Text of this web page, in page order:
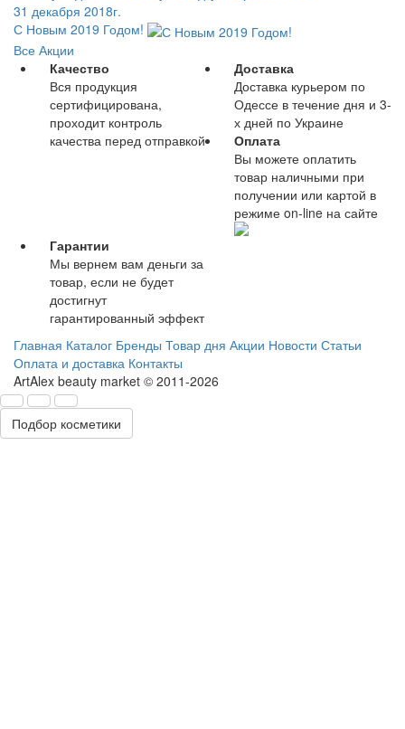
31 декабря 2018г.
С Новым 2019 Годом!
Все Акции
Качество
Вся продукция
сертифицирована,
проходит контроль
качества перед отправкой
Доставка
Доставка курьером по
Одессе в течение дня и 3-
х дней по Украине
Оплата
Вы можете оплатить
товар наличными при
получении или картой в
режиме on-line на сайте
Гарантии
Мы вернем вам деньги за
товар, если не будет
достигнут
гарантированный эффект
Главная Каталог Бренды Товар дня Акции Новости Статьи
Оплата и доставка Контакты
ArtAlex beauty market © 2011-2026
Подбор косметики